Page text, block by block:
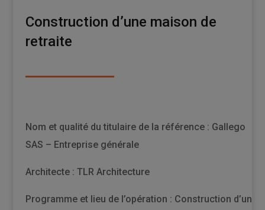
Construction d’une maison de
retraite
Nom et qualité du titulaire de la référence : Gallego
SAS – Entreprise générale
Architecte : TLR Architecture
Programme et lieu de l’opération : Construction d’une